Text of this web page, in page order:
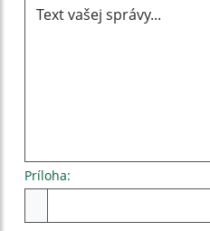
Príloha: